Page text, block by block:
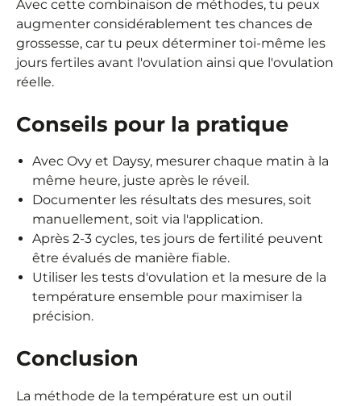
Avec cette combinaison de méthodes, tu peux
augmenter considérablement tes chances de
grossesse, car tu peux déterminer toi-même les
jours fertiles avant l'ovulation ainsi que l'ovulation
réelle.
Conseils pour la pratique
Avec Ovy et Daysy, mesurer chaque matin à la
même heure, juste après le réveil.
Documenter les résultats des mesures, soit
manuellement, soit via l'application.
Après 2-3 cycles, tes jours de fertilité peuvent
être évalués de manière fiable.
Utiliser les tests d'ovulation et la mesure de la
température ensemble pour maximiser la
précision.
Conclusion
La méthode de la température est un outil